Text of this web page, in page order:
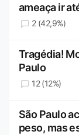
ameaça ir
2 (42,9%)
Tragédia!
Paulo
12 (12%)
São Paulo
peso, mas